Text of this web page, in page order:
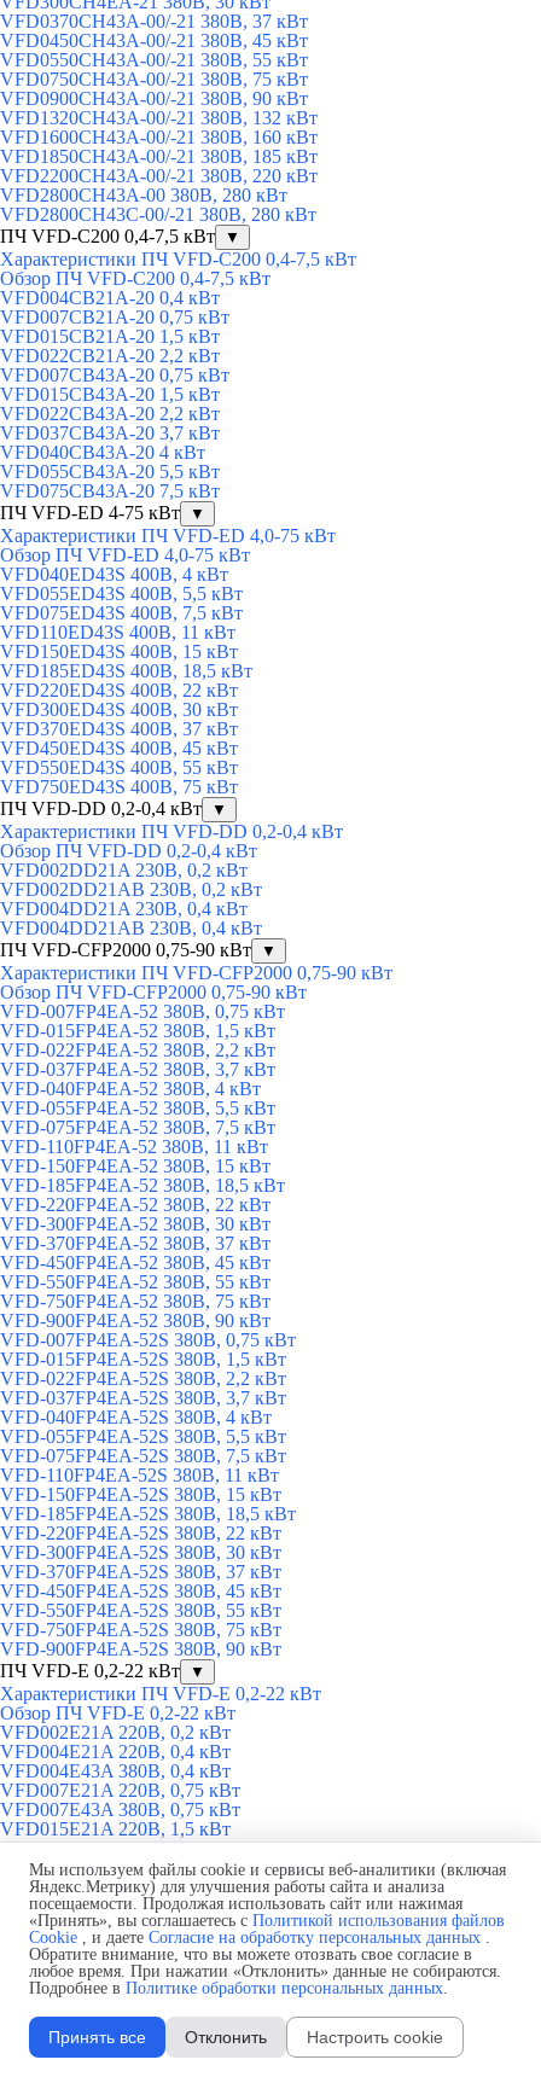
VFD0370CH43A-00/-21 380В, 37 кВт
VFD0450CH43A-00/-21 380В, 45 кВт
VFD0550CH43A-00/-21 380В, 55 кВт
VFD0750CH43A-00/-21 380В, 75 кВт
VFD0900CH43A-00/-21 380В, 90 кВт
VFD1320CH43A-00/-21 380В, 132 кВт
VFD1600CH43A-00/-21 380В, 160 кВт
VFD1850CH43A-00/-21 380В, 185 кВт
VFD2200CH43A-00/-21 380В, 220 кВт
VFD2800CH43A-00 380В, 280 кВт
VFD2800CH43C-00/-21 380В, 280 кВт
ПЧ VFD-C200 0,4-7,5 кВт
▼
Характеристики ПЧ VFD-C200 0,4-7,5 кВт
Обзор ПЧ VFD-C200 0,4-7,5 кВт
VFD004CB21A-20 0,4 кВт
VFD007CB21A-20 0,75 кВт
VFD015CB21A-20 1,5 кВт
VFD022CB21A-20 2,2 кВт
VFD007CB43A-20 0,75 кВт
VFD015CB43A-20 1,5 кВт
VFD022CB43A-20 2,2 кВт
VFD037CB43A-20 3,7 кВт
VFD040CB43A-20 4 кВт
VFD055CB43A-20 5,5 кВт
VFD075CB43A-20 7,5 кВт
ПЧ VFD-ED 4-75 кВт
▼
Характеристики ПЧ VFD-ED 4,0-75 кВт
Обзор ПЧ VFD-ED 4,0-75 кВт
VFD040ED43S 400В, 4 кВт
VFD055ED43S 400В, 5,5 кВт
VFD075ED43S 400В, 7,5 кВт
VFD110ED43S 400В, 11 кВт
VFD150ED43S 400В, 15 кВт
VFD185ED43S 400В, 18,5 кВт
VFD220ED43S 400В, 22 кВт
VFD300ED43S 400В, 30 кВт
VFD370ED43S 400В, 37 кВт
VFD450ED43S 400В, 45 кВт
VFD550ED43S 400В, 55 кВт
VFD750ED43S 400В, 75 кВт
ПЧ VFD-DD 0,2-0,4 кВт
▼
Характеристики ПЧ VFD-DD 0,2-0,4 кВт
Обзор ПЧ VFD-DD 0,2-0,4 кВт
VFD002DD21A 230В, 0,2 кВт
VFD002DD21AB 230В, 0,2 кВт
VFD004DD21A 230В, 0,4 кВт
VFD004DD21AB 230В, 0,4 кВт
ПЧ VFD-CFP2000 0,75-90 кВт
▼
Характеристики ПЧ VFD-CFP2000 0,75-90 кВт
Обзор ПЧ VFD-CFP2000 0,75-90 кВт
VFD-007FP4EA-52 380В, 0,75 кВт
VFD-015FP4EA-52 380В, 1,5 кВт
VFD-022FP4EA-52 380В, 2,2 кВт
VFD-037FP4EA-52 380В, 3,7 кВт
VFD-040FP4EA-52 380В, 4 кВт
VFD-055FP4EA-52 380В, 5,5 кВт
VFD-075FP4EA-52 380В, 7,5 кВт
VFD-110FP4EA-52 380В, 11 кВт
VFD-150FP4EA-52 380В, 15 кВт
VFD-185FP4EA-52 380В, 18,5 кВт
VFD-220FP4EA-52 380В, 22 кВт
VFD-300FP4EA-52 380В, 30 кВт
VFD-370FP4EA-52 380В, 37 кВт
VFD-450FP4EA-52 380В, 45 кВт
VFD-550FP4EA-52 380В, 55 кВт
VFD-750FP4EA-52 380В, 75 кВт
VFD-900FP4EA-52 380В, 90 кВт
VFD-007FP4EA-52S 380В, 0,75 кВт
VFD-015FP4EA-52S 380В, 1,5 кВт
VFD-022FP4EA-52S 380В, 2,2 кВт
VFD-037FP4EA-52S 380В, 3,7 кВт
VFD-040FP4EA-52S 380В, 4 кВт
VFD-055FP4EA-52S 380В, 5,5 кВт
VFD-075FP4EA-52S 380В, 7,5 кВт
VFD-110FP4EA-52S 380В, 11 кВт
VFD-150FP4EA-52S 380В, 15 кВт
VFD-185FP4EA-52S 380В, 18,5 кВт
VFD-220FP4EA-52S 380В, 22 кВт
VFD-300FP4EA-52S 380В, 30 кВт
VFD-370FP4EA-52S 380В, 37 кВт
VFD-450FP4EA-52S 380В, 45 кВт
VFD-550FP4EA-52S 380В, 55 кВт
VFD-750FP4EA-52S 380В, 75 кВт
VFD-900FP4EA-52S 380В, 90 кВт
ПЧ VFD-E 0,2-22 кВт
▼
Характеристики ПЧ VFD-E 0,2-22 кВт
Обзор ПЧ VFD-E 0,2-22 кВт
VFD002E21A 220В, 0,2 кВт
VFD004E21A 220В, 0,4 кВт
VFD004E43A 380В, 0,4 кВт
VFD007E21A 220В, 0,75 кВт
VFD007E43A 380В, 0,75 кВт
VFD015E21A 220В, 1,5 кВт
VFD015E43A 380В, 1,5 кВт
VFD022E21A 220В, 2,2 кВт
VFD002E21P 220В, 0,2 кВт
VFD004E21P 220В, 0,4 кВт
VFD007E21P 220В, 0,75 кВт
VFD002E21T 220В, 0,2 кВт
VFD004E21T 220В, 0,4 кВт
VFD007E21T 220В, 0,75 кВт
VFD022E43A 380В, 2,2 кВт
VFD037E43A 380В, 3,7 кВт
VFD055E43A 380В, 5,5 кВт
VFD075E43A 380В, 7,5 кВт
Мы используем файлы cookie и сервисы веб-аналитики (включая
Яндекс.Метрику) для улучшения работы сайта и анализа
посещаемости. Продолжая использовать сайт или нажимая
«Принять», вы соглашаетесь с Политикой использования файлов
Cookie , и даете Согласие на обработку персональных данных .
Обратите внимание, что вы можете отозвать свое согласие в
любое время. При нажатии «Отклонить» данные не собираются.
Подробнее в Политике обработки персональных данных.
Принять все Отклонить Настроить cookie